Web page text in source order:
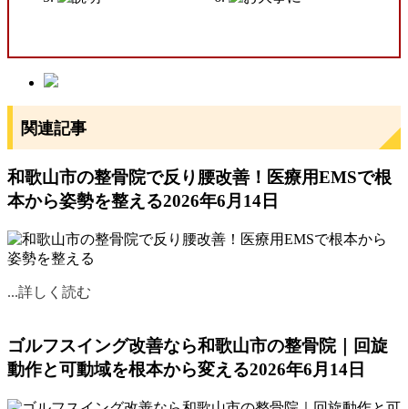
ニング指導してくれる院です。
★★★★★
整形外科やトレーナー活動で豊富な経験を持ち、
プロアスリートからも信頼の厚い稲谷先生。
続きを読む
★★★★★
近くなら、毎日でも足を運びたいと思わせる先生
ても、変わらずあたたかく迎えて下さるので、安
心してお任せしています。
関連記事
和歌山市の整骨院で反り腰改善！医療用EMSで根
本から姿勢を整える2026年6月14日
...詳しく読む
ゴルフスイング改善なら和歌山市の整骨院｜回旋
動作と可動域を根本から変える2026年6月14日